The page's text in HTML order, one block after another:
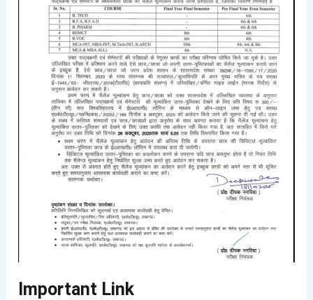
Important Link